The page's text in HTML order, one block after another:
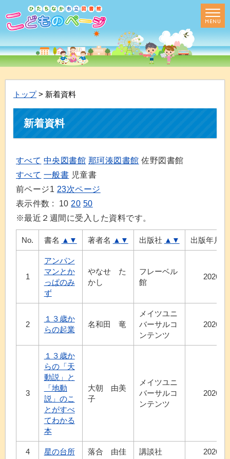
トップ> 新着資料
新着資料
すべて 中央図書館 那珂湊図書館 佐野図書館
すべて 一般書 児童書
前ページ1 23次ページ
表示件数 : 10 20 50
※最近２週間に受入した資料です。
No. 書名 ▲ ▼ 著者名 ▲ ▼ 出版社 ▲ ▼ 出版年月
1
アンパン
マンとか
っぱのみ
ず
やなせ た
かし
フレーベル
館
2026.7
2
１３歳か
らの起業
名和田 竜
メイツユニ
バーサルコ
ンテンツ
2026.6
3
１３歳か
らの「天
動説」と
「地動
説」のこ
とがすべ
てわかる
本
大朝 由美
子
メイツユニ
バーサルコ
ンテンツ
2026.7
4 星の台所 落合 由佳 講談社 2026.7